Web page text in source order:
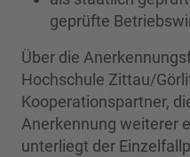
geprüfte
Über die
Hochschule Zittau/
Kooperationspartner,
Anerkennung weiterer
unterliegt der